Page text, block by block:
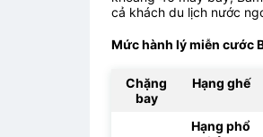
cả khách du lịch nước
Mức hành lý miễn cước
Chặng
bay
Hạng ghế
Hạng phổ